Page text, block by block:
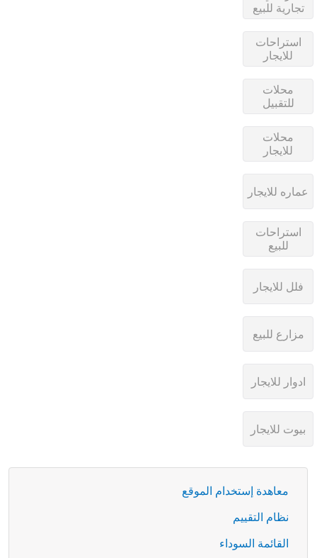
معاهدة إستخدام الموقع
نظام التقييم
القائمة السوداء